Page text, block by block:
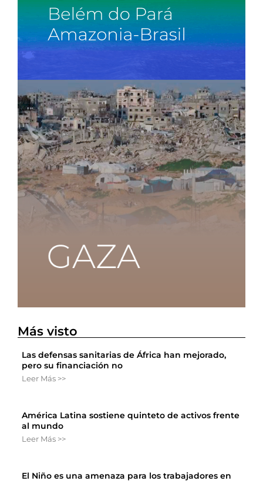
Más visto
Las defensas sanitarias de África han mejorado,
pero su financiación no
Leer Más >>
América Latina sostiene quinteto de activos frente
al mundo
Leer Más >>
El Niño es una amenaza para los trabajadores en